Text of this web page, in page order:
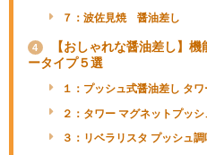
７：波佐見焼 醤油差し
4
【おしゃれな醤油差し】
ータイプ５選
１：プッシュ式醤油差し タワ
２：タワー マグネットプッ
３：リベラリスタ プッシュ調